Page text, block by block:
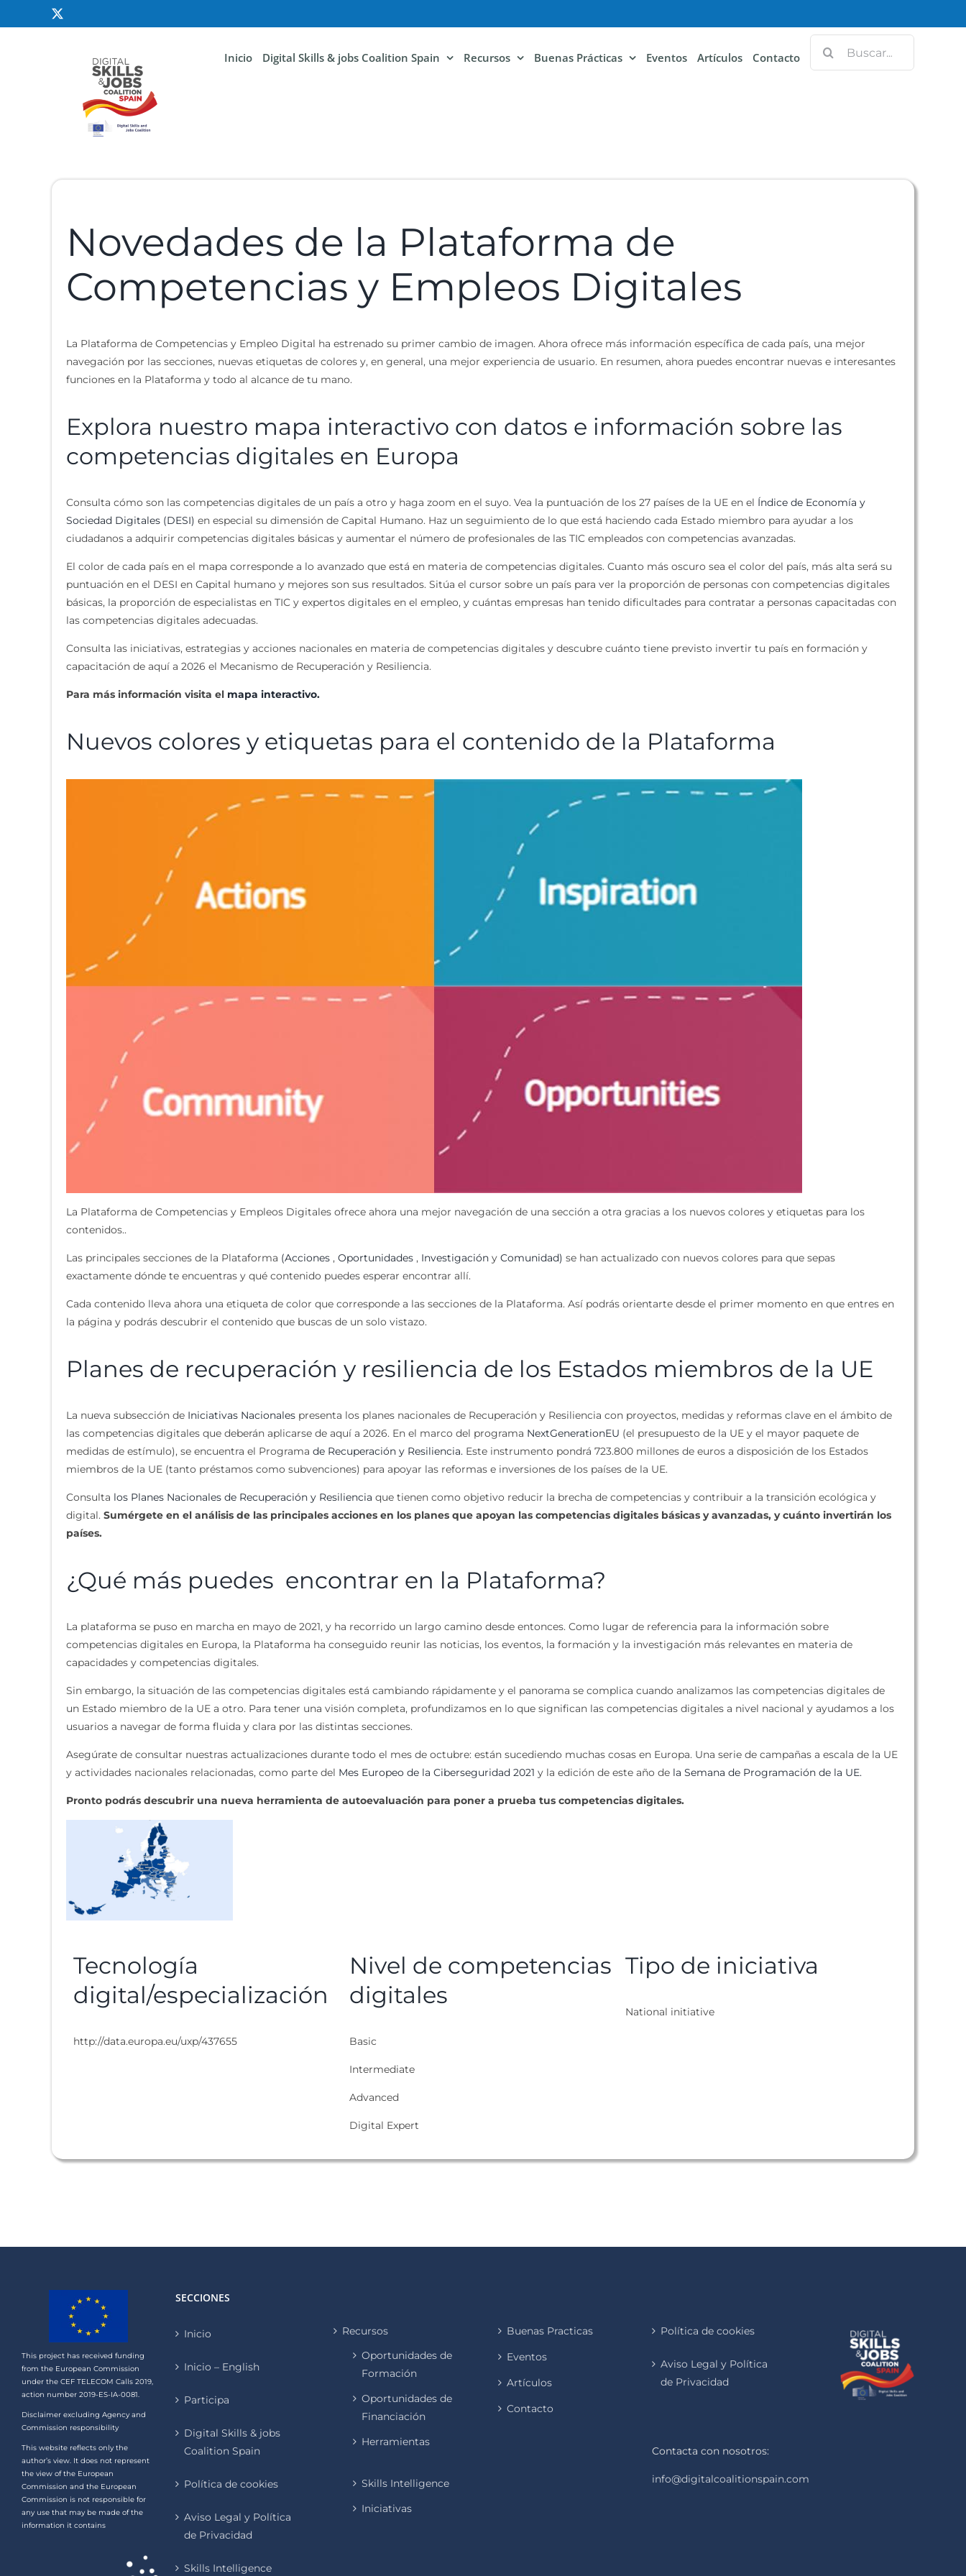
Inicio Digital Skills & jobs Coalition Spain Recursos Buenas Prácticas Eventos Artículos Contacto
Novedades de la Plataforma de
Competencias y Empleos Digitales
La Plataforma de Competencias y Empleo Digital ha estrenado su primer cambio de imagen. Ahora ofrece más información específica de cada país, una mejor
navegación por las secciones, nuevas etiquetas de colores y, en general, una mejor experiencia de usuario. En resumen, ahora puedes encontrar nuevas e interesantes
funciones en la Plataforma y todo al alcance de tu mano.
Explora nuestro mapa interactivo con datos e información sobre las
competencias digitales en Europa
Consulta cómo son las competencias digitales de un país a otro y haga zoom en el suyo. Vea la puntuación de los 27 países de la UE en el Índice de Economía y
Sociedad Digitales (DESI) en especial su dimensión de Capital Humano. Haz un seguimiento de lo que está haciendo cada Estado miembro para ayudar a los
ciudadanos a adquirir competencias digitales básicas y aumentar el número de profesionales de las TIC empleados con competencias avanzadas.
El color de cada país en el mapa corresponde a lo avanzado que está en materia de competencias digitales. Cuanto más oscuro sea el color del país, más alta será su
puntuación en el DESI en Capital humano y mejores son sus resultados. Sitúa el cursor sobre un país para ver la proporción de personas con competencias digitales
básicas, la proporción de especialistas en TIC y expertos digitales en el empleo, y cuántas empresas han tenido dificultades para contratar a personas capacitadas con
las competencias digitales adecuadas.
Consulta las iniciativas, estrategias y acciones nacionales en materia de competencias digitales y descubre cuánto tiene previsto invertir tu país en formación y
capacitación de aquí a 2026 el Mecanismo de Recuperación y Resiliencia.
Para más información visita el mapa interactivo.
Nuevos colores y etiquetas para el contenido de la Plataforma
La Plataforma de Competencias y Empleos Digitales ofrece ahora una mejor navegación de una sección a otra gracias a los nuevos colores y etiquetas para los
contenidos..
Las principales secciones de la Plataforma (Acciones , Oportunidades , Investigación y Comunidad) se han actualizado con nuevos colores para que sepas
exactamente dónde te encuentras y qué contenido puedes esperar encontrar allí.
Cada contenido lleva ahora una etiqueta de color que corresponde a las secciones de la Plataforma. Así podrás orientarte desde el primer momento en que entres en
la página y podrás descubrir el contenido que buscas de un solo vistazo.
Planes de recuperación y resiliencia de los Estados miembros de la UE
La nueva subsección de Iniciativas Nacionales presenta los planes nacionales de Recuperación y Resiliencia con proyectos, medidas y reformas clave en el ámbito de
las competencias digitales que deberán aplicarse de aquí a 2026. En el marco del programa NextGenerationEU (el presupuesto de la UE y el mayor paquete de
medidas de estímulo), se encuentra el Programa de Recuperación y Resiliencia. Este instrumento pondrá 723.800 millones de euros a disposición de los Estados
miembros de la UE (tanto préstamos como subvenciones) para apoyar las reformas e inversiones de los países de la UE.
Consulta los Planes Nacionales de Recuperación y Resiliencia que tienen como objetivo reducir la brecha de competencias y contribuir a la transición ecológica y
digital. Sumérgete en el análisis de las principales acciones en los planes que apoyan las competencias digitales básicas y avanzadas, y cuánto invertirán los
países.
¿Qué más puedes encontrar en la Plataforma?
La plataforma se puso en marcha en mayo de 2021, y ha recorrido un largo camino desde entonces. Como lugar de referencia para la información sobre
competencias digitales en Europa, la Plataforma ha conseguido reunir las noticias, los eventos, la formación y la investigación más relevantes en materia de
capacidades y competencias digitales.
Sin embargo, la situación de las competencias digitales está cambiando rápidamente y el panorama se complica cuando analizamos las competencias digitales de
un Estado miembro de la UE a otro. Para tener una visión completa, profundizamos en lo que significan las competencias digitales a nivel nacional y ayudamos a los
usuarios a navegar de forma fluida y clara por las distintas secciones.
Asegúrate de consultar nuestras actualizaciones durante todo el mes de octubre: están sucediendo muchas cosas en Europa. Una serie de campañas a escala de la UE
y actividades nacionales relacionadas, como parte del Mes Europeo de la Ciberseguridad 2021 y la edición de este año de la Semana de Programación de la UE.
Pronto podrás descubrir una nueva herramienta de autoevaluación para poner a prueba tus competencias digitales.
Tecnología
digital/especialización
http://data.europa.eu/uxp/437655
Nivel de competencias
digitales
Basic
Intermediate
Advanced
Digital Expert
Tipo de iniciativa
National initiative
This project has received funding
from the European Commission
under the CEF TELECOM Calls 2019,
action number 2019-ES-IA-0081.
Disclaimer excluding Agency and
Commission responsibility
This website reflects only the
author’s view. It does not represent
the view of the European
Commission and the European
Commission is not responsible for
any use that may be made of the
information it contains
SECCIONES
Inicio
Inicio – English
Participa
Digital Skills & jobs
Coalition Spain
Política de cookies
Aviso Legal y Política
de Privacidad
Skills Intelligence
Recursos
Oportunidades de
Formación
Oportunidades de
Financiación
Herramientas
Skills Intelligence
Iniciativas
Buenas Practicas
Eventos
Artículos
Contacto
Política de cookies
Aviso Legal y Política
de Privacidad
Contacta con nosotros:
info@digitalcoalitionspain.com